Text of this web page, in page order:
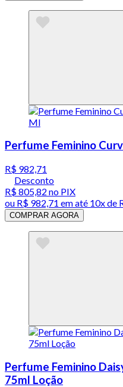
Perfume Feminino
R$ 982,71
Desconto
R$ 805,82 no PIX
ou R$ 982,71 em até 10x de
COMPRAR AGORA
Perfume Feminino
75ml Loção